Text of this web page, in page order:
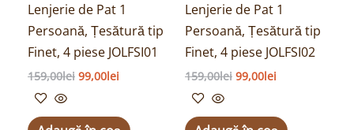
Lenjerie de Pat 1
Persoană, Țesătură tip
Finet, 4 piese JOLFSI01
159,00lei 99,00lei
Lenjerie de Pat 1
Persoană, Țesătură tip
Finet, 4 piese JOLFSI02
159,00lei 99,00lei